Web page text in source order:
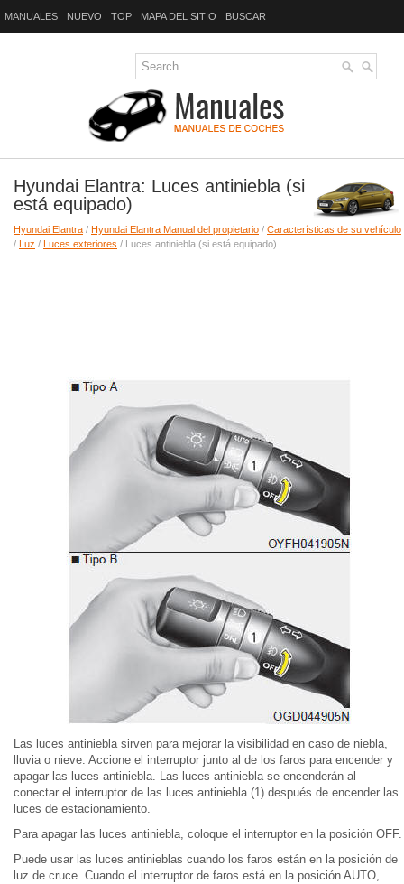
MANUALES NUEVO TOP MAPA DEL SITIO BUSCAR
Hyundai Elantra: Luces antiniebla (si
está equipado)
Hyundai Elantra / Hyundai Elantra Manual del propietario / Características de su vehículo
/ Luz / Luces exteriores / Luces antiniebla (si está equipado)
Las luces antiniebla sirven para mejorar la visibilidad en caso de niebla,
lluvia o nieve. Accione el interruptor junto al de los faros para encender y
apagar las luces antiniebla. Las luces antiniebla se encenderán al
conectar el interruptor de las luces antiniebla (1) después de encender las
luces de estacionamiento.
Para apagar las luces antiniebla, coloque el interruptor en la posición OFF.
Puede usar las luces antinieblas cuando los faros están en la posición de
luz de cruce. Cuando el interruptor de faros está en la posición AUTO,